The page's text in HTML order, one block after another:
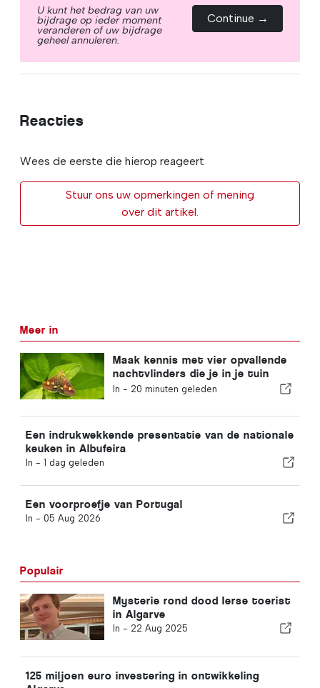
U kunt het bedrag van uw
bijdrage op ieder moment
veranderen of uw bijdrage
geheel annuleren.
Continue →
Reacties
Wees de eerste die hierop reageert
Stuur ons uw opmerkingen of mening
over dit artikel.
Meer in
Maak kennis met vier opvallende
nachtvlinders die je in je tuin
kunt spotten
In - 20 minuten geleden
Een indrukwekkende presentatie van de nationale
keuken in Albufeira
In - 1 dag geleden
Een voorproefje van Portugal
In - 05 Aug 2026
Populair
Mysterie rond dood Ierse toerist
in Algarve
In - 22 Aug 2025
125 miljoen euro investering in ontwikkeling